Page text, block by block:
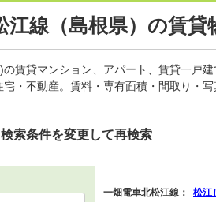
江線（島根県）の賃
賃貸マンション、アパート、賃貸一戸
・不動産。賃料・専有面積・間取り・
索条件を変更して再検索
一畑電車北松江線： 松江